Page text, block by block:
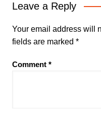
Leave a Reply
Your email address will
fields are marked *
Comment *